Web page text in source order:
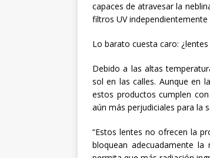
capaces de atravesar la
filtros UV
Lo barato cuesta caro: ¿lentes
Debido a las altas
sol en las calles. Aunque en
estos productos cumplen
aún más perjudiciales para la
“Estos lentes no ofrecen la
bloquean adecuadamente